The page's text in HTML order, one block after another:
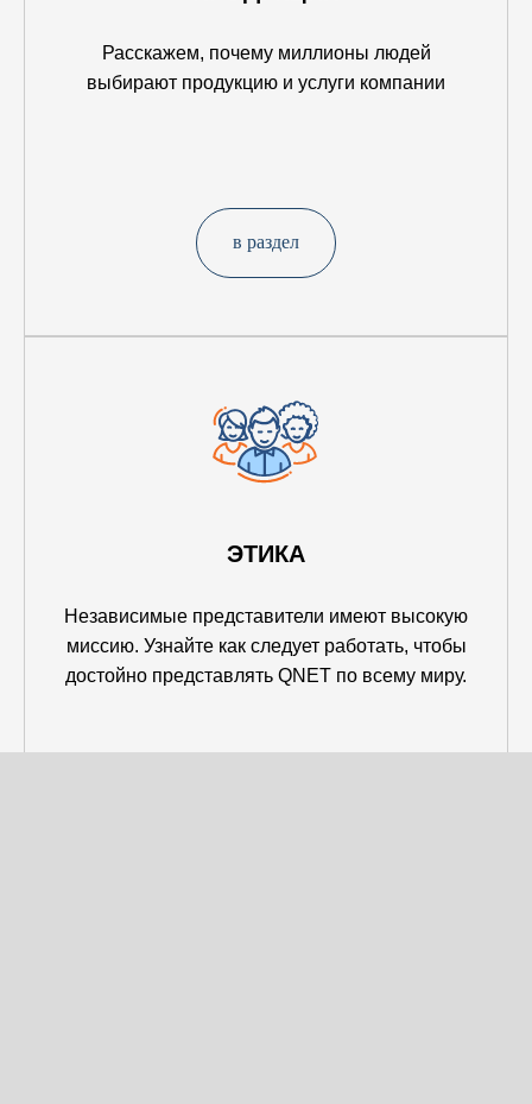
Расскажем, почему миллионы людей
выбирают продукцию и услуги компании
в раздел
ЭТИКА
Независимые представители имеют высокую
миссию. Узнайте как следует работать, чтобы
достойно представлять QNET по всему миру.